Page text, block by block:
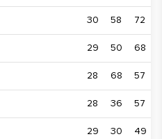
30 58 72
29 50 68
28 68 57
28 36 57
29 30 49